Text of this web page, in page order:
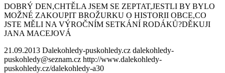
DOBRÝ DEN,CHTĚLA JSEM SE ZEPTAT,JESTLI BY BYLO
MOŽNÉ ZAKOUPIT BROŽURKU O HISTORII OBCE,CO
JSTE MĚLI NA VÝROČNÍM SETKÁNÍ RODÁKŮ?DĚKUJI
JANA MACEJOVÁ
21.09.2013 Dalekohledy-puskohledy.cz dalekohledy-
puskohledy@seznam.cz http://www.dalekohledy-
puskohledy.cz/dalekohledy-a30